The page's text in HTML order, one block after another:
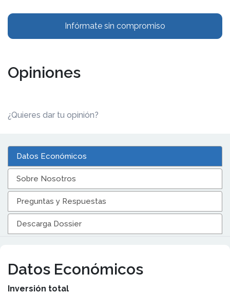
Infórmate sin compromiso
Opiniones
¿Quieres dar tu opinión?
Datos Económicos
Sobre Nosotros
Preguntas y Respuestas
Descarga Dossier
Datos Económicos
Inversión total